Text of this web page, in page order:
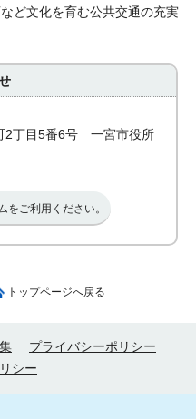
ど文化を育む公共交通の充実
2丁目5番6号 一宮市役所
をご利用ください。
トップページへ戻る
プライバシーポリシー
シー